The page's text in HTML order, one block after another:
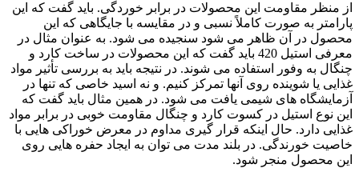
از منظر مقاومت این محصولات در برابر خوردگی. باید گفت که این
پارامتر به صورت کاملاً نسبی و در مقایسه با جایگاهی که این
محصول در آن ظاهر می شود سنجیده می شود. به عنوان مثال در
معرفی استیل 420 باید گفت که این محصولات در ساخت کارد و
چنگال به وفور استفاده می شوند. در نتیجه باید به بررسی تأثیر مواد
غذایی یا شوینده روی آنها تمرکز کنیم. و نه اسید خاصی که تنها در
آزمایشگاه های شیمی یافت می شود. در همین مثال باید گفت که
این نوع استیل در کسوت کارد و چنگال مقاومت خوبی در برابر مواد
غذایی دارد. حال اینکه قرار گیری مداوم در معرض خوراکی هایی با
خاصیت خورندگی. در بلند مدت می توان به ایجاد حفره هایی روی
این محصول منجر شود.